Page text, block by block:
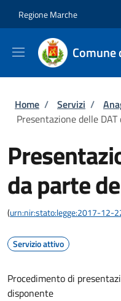
Regione Marche
Briciole di
Home / Servizi /
Presentazione delle
da parte
(urn:nir:stato:legge:2017-12-
Servizio attivo
Procedimento di
disponente